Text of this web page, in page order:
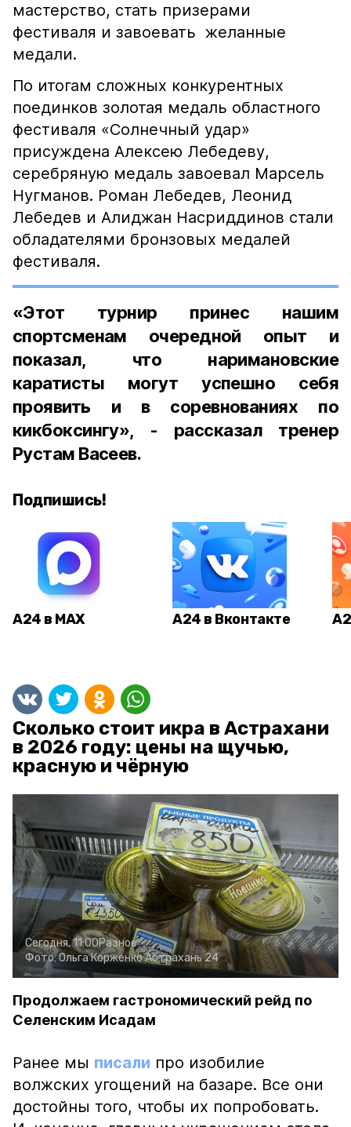
мастерство, стать призерами
фестиваля и завоевать желанные
медали.
По итогам сложных конкурентных
поединков золотая медаль областного
фестиваля «Солнечный удар»
присуждена Алексею Лебедеву,
серебряную медаль завоевал Марсель
Нугманов. Роман Лебедев, Леонид
Лебедев и Алиджан Насриддинов стали
обладателями бронзовых медалей
фестиваля.
«Этот турнир принес нашим
спортсменам очередной опыт и
показал, что наримановские
каратисты могут успешно себя
проявить и в соревнованиях по
кикбоксингу», - рассказал тренер
Рустам Васеев.
Подпишись!
А24 в MAX А24 в Вконтакте
Сколько стоит икра в Астрахани
в 2026 году: цены на щучью,
красную и чёрную
Сегодня, 11:00Разное
Фото:Ольга КорженкоАстрахань 24
Продолжаем гастрономический рейд по
Селенским Исадам
Ранее мы писали про изобилие
волжских угощений на базаре. Все они
достойны того, чтобы их попробовать.